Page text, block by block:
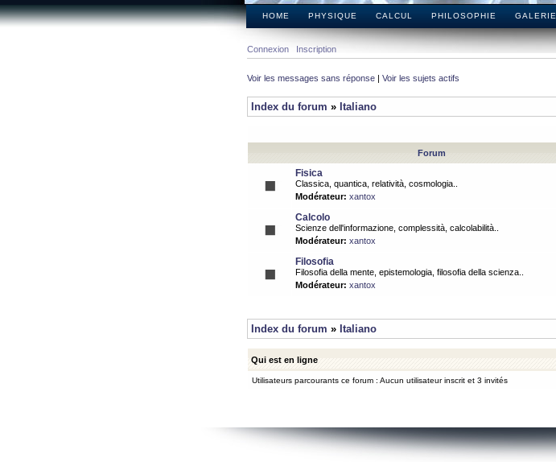
HOME PHYSIQUE CALCUL PHILOSOPHIE GALERIE
Connexion Inscription
Voir les messages sans réponse | Voir les sujets actifs
Index du forum » Italiano
Forum
Fisica
Classica, quantica, relatività, cosmologia..
Modérateur: xantox
Calcolo
Scienze dell'informazione, complessità, calcolabilità..
Modérateur: xantox
Filosofia
Filosofia della mente, epistemologia, filosofia della scienza..
Modérateur: xantox
Index du forum » Italiano
Qui est en ligne
Utilisateurs parcourants ce forum : Aucun utilisateur inscrit et 3 invités